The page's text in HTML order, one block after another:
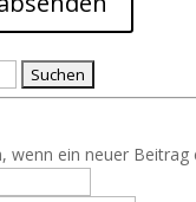
ein neuer Beitrag